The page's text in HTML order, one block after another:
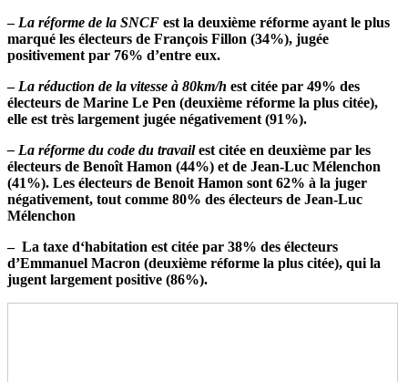
– La réforme de la SNCF est la deuxième réforme ayant le plus
marqué les électeurs de François Fillon (34%), jugée
positivement par 76% d’entre eux.
– La réduction de la vitesse à 80km/h est citée par 49% des
électeurs de Marine Le Pen (deuxième réforme la plus citée),
elle est très largement jugée négativement (91%).
– La réforme du code du travailest citée en deuxième par les
électeurs de Benoît Hamon (44%) et de Jean-Luc Mélenchon
(41%). Les électeurs de Benoit Hamon sont 62% à la juger
négativement, tout comme 80% des électeurs de Jean-Luc
Mélenchon
– La taxe d‘habitation est citée par 38% des électeurs
d’Emmanuel Macron (deuxième réforme la plus citée), qui la
jugent largement positive (86%).